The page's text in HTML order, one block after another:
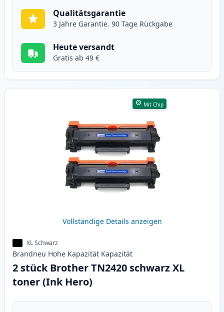
Qualitätsgarantie
3 Jahre Garantie. 90 Tage Rückgabe
Heute versandt
Gratis ab 49 €
Mit Chip
Vollständige Details anzeigen
XL Schwarz
Brandneu Hohe Kapazität Kapazität
2 stück Brother TN2420 schwarz XL
toner (Ink Hero)